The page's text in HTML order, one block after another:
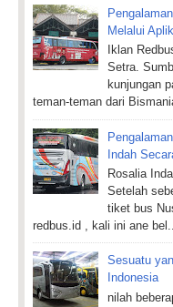
Melalui
Iklan
Setra.
kunjungan
teman-teman dari
Indah
Rosalia
Setelah
tiket bus
redbus.id , kali ini ane
Sesuatu
Indonesia
nilah